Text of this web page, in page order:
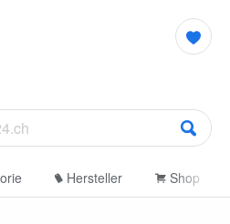
Hersteller Shop